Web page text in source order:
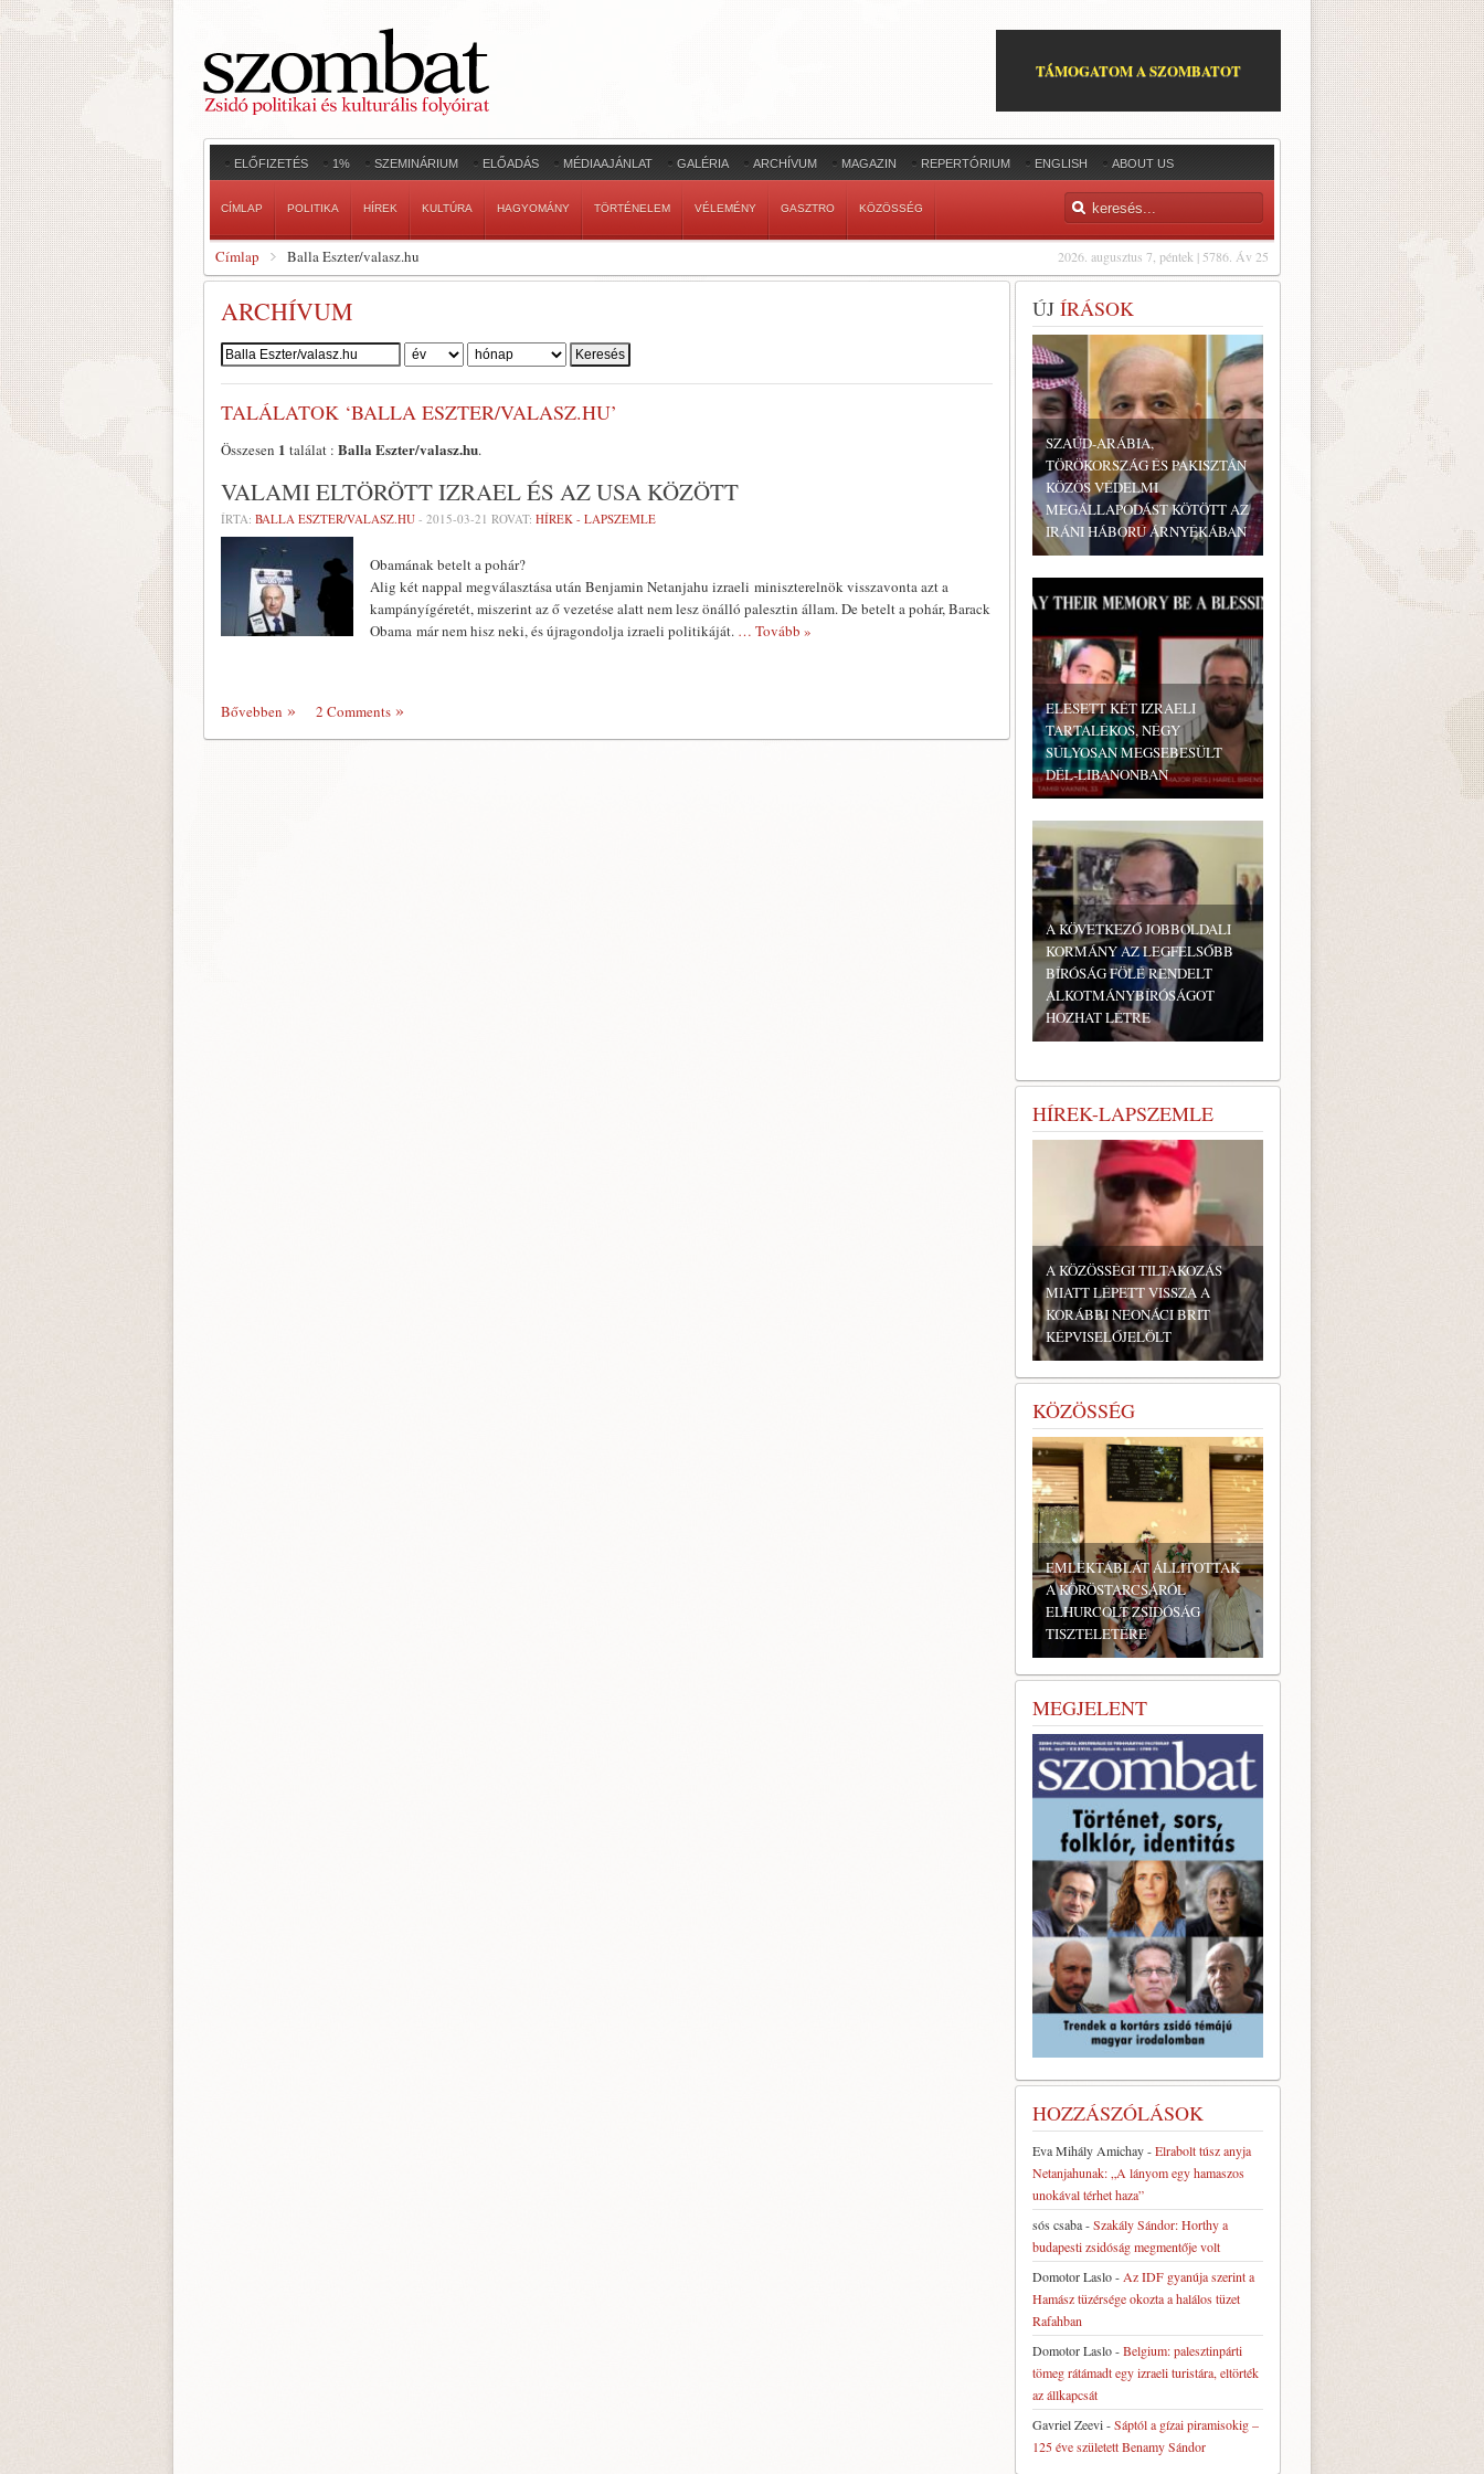
TÁMOGATOM A SZOMBATOT
ELŐFIZETÉS 1% SZEMINÁRIUM ELŐADÁS MÉDIAAJÁNLAT GALÉRIA ARCHÍVUM MAGAZIN REPERTÓRIUM ENGLISH ABOUT US
CÍMLAP POLITIKA HÍREK KULTÚRA HAGYOMÁNY TÖRTÉNELEM VÉLEMÉNY GASZTRO KÖZÖSSÉG
2026. augusztus 7, péntek | 5786. Áv 25
Címlap Balla Eszter/valasz.hu
ARCHÍVUM
Szerző:
TALÁLATOK ‘BALLA ESZTER/VALASZ.HU’
Összesen 1 találat : Balla Eszter/valasz.hu.
VALAMI ELTÖRÖTT IZRAEL ÉS AZ USA KÖZÖTT
ÍRTA: BALLA ESZTER/VALASZ.HU - 2015-03-21 ROVAT: HÍREK - LAPSZEMLE
Obamának betelt a pohár?
Alig két nappal megválasztása után Benjamin Netanjahu izraeli miniszterelnök visszavonta azt a
kampányígéretét, miszerint az ő vezetése alatt nem lesz önálló palesztin állam. De betelt a pohár, Barack
Obama már nem hisz neki, és újragondolja izraeli politikáját. … Tovább »
Bővebben 2 Comments
ÚJ ÍRÁSOK
SZAÚD-ARÁBIA,
TÖRÖKORSZÁG ÉS PAKISZTÁN
KÖZÖS VÉDELMI
MEGÁLLAPODÁST KÖTÖTT AZ
IRÁNI HÁBORÚ ÁRNYÉKÁBAN
ELESETT KÉT IZRAELI
TARTALÉKOS, NÉGY
SÚLYOSAN MEGSEBESÜLT
DÉL-LIBANONBAN
A KÖVETKEZŐ JOBBOLDALI
KORMÁNY AZ LEGFELSŐBB
BÍRÓSÁG FÖLÉ RENDELT
ALKOTMÁNYBÍRÓSÁGOT
HOZHAT LÉTRE
HÍREK-LAPSZEMLE
A KÖZÖSSÉGI TILTAKOZÁS
MIATT LÉPETT VISSZA A
KORÁBBI NEONÁCI BRIT
KÉPVISELŐJELÖLT
KÖZÖSSÉG
EMLÉKTÁBLÁT ÁLLÍTOTTAK
A KÖRÖSTARCSÁRÓL
ELHURCOLT ZSIDÓSÁG
TISZTELETÉRE
MEGJELENT
HOZZÁSZÓLÁSOK
Eva Mihály Amichay-Elrabolt túsz anyja
Netanjahunak: „A lányom egy hamaszos
unokával térhet haza”
sós csaba-Szakály Sándor: Horthy a
budapesti zsidóság megmentője volt
Domotor Laslo- Az IDF gyanúja szerint a
Hamász tüzérsége okozta a halálos tüzet
Rafahban
Domotor Laslo-Belgium: palesztinpárti
tömeg rátámadt egy izraeli turistára, eltörték
az állkapcsát
Gavriel Zeevi-Sáptól a gízai piramisokig –
125 éve született Benamy Sándor